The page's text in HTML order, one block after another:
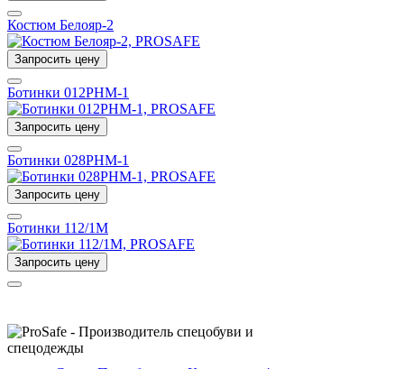
Костюм Белояр-2
Запросить цену
Ботинки 012РНМ-1
Запросить цену
Ботинки 028РНМ-1
Запросить цену
Ботинки 112/1М
Запросить цену